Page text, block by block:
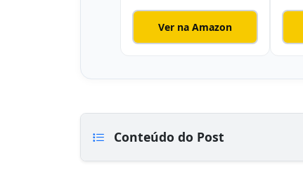
Ver na Amazon
Conteúdo do Post